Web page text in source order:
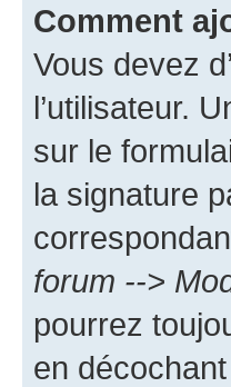
Comment
Vous devez
l’utilisateur.
sur le
la signature
forum -->
pourrez
en